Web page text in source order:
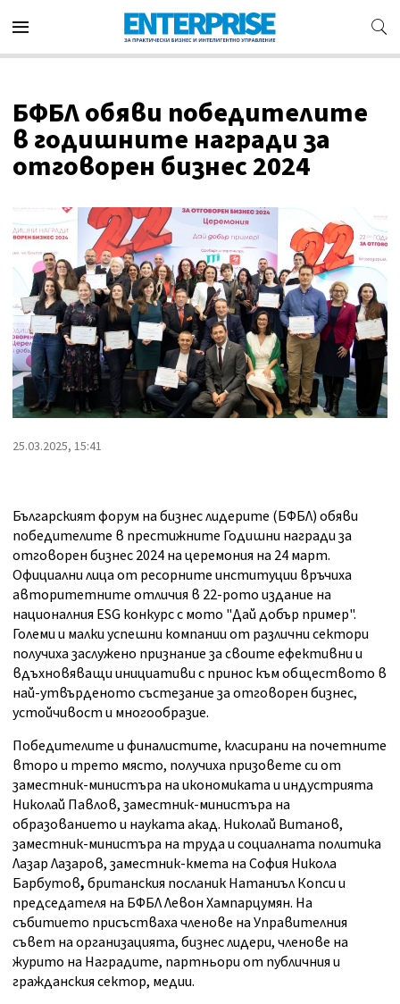
БФБЛ обяви победителите
в годишните награди за
отговорен бизнес 2024
25.03.2025, 15:41
Българският форум на бизнес лидерите (БФБЛ) обяви
победителите в престижните Годишни награди за
отговорен бизнес 2024 на церемония на 24 март.
Официални лица от ресорните институции връчиха
авторитетните отличия в 22-рото издание на
националния ESG конкурс с мото "Дай добър пример".
Големи и малки успешни компании от различни сектори
получиха заслужено признание за своите ефективни и
вдъхновяващи инициативи с принос към обществото в
най-утвърденото състезание за отговорен бизнес,
устойчивост и многообразие.
Победителите и финалистите, класирани на почетните
второ и трето място, получиха призовете си от
заместник-министъра на икономиката и индустрията
Николай Павлов, заместник-министъра на
образованието и науката акад. Николай Витанов,
заместник-министъра на труда и социалната политика
Лазар Лазаров, заместник-кмета на София Никола
Барбутов,британския посланик Натаниъл Копси и
председателя на БФБЛ Левон Хампарцумян. На
събитието присъстваха членове на Управителния
съвет на организацията, бизнес лидери, членове на
журито на Наградите, партньори от публичния и
гражданския сектор, медии.